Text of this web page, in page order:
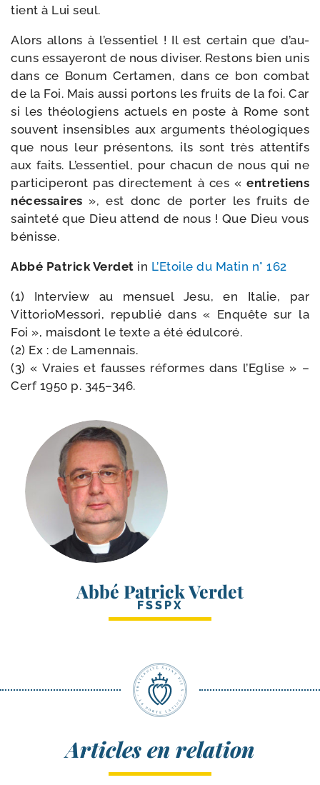
tient à Lui seul.
Alors allons à l’es­sen­tiel ! Il est cer­tain que d’au­
cuns essaye­ront de nous divi­ser. Restons bien unis
dans ce Bonum Certamen, dans ce bon com­bat
de la Foi. Mais aus­si por­tons les fruits de la foi. Car
si les théo­lo­giens actuels en poste à Rome sont
sou­vent insen­sibles aux argu­ments théo­lo­giques
que nous leur pré­sen­tons, ils sont très atten­tifs
aux faits. L’essentiel, pour cha­cun de nous qui ne
par­ti­ci­pe­ront pas direc­te­ment à ces « entre­tiens
néces­saires », est donc de por­ter les fruits de
sain­te­té que Dieu attend de nous ! Que Dieu vous
bénisse.
Abbé Patrick Verdet in L’Etoile du Matin n° 162
(1) Interview au men­suel Jesu, en Italie, par
VittorioMessori, repu­blié dans « Enquête sur la
Foi », mais­dont le texte a été édulcoré.
(2) Ex : de Lamennais.
(3) « Vraies et fausses réformes dans l’Eglise » –
Cerf 1950 p. 345–346.
Abbé Patrick Verdet
FSSPX
Articles en relation